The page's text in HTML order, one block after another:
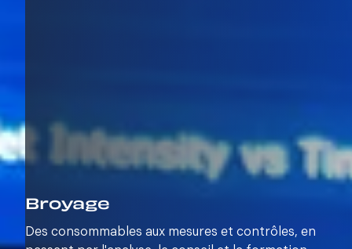
Broyage
Des consommables aux mesures et contrôles, en